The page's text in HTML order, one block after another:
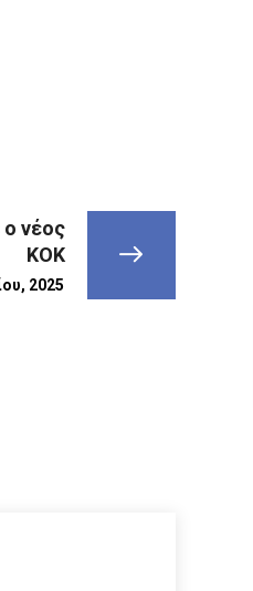
νέος
ΚΟΚ
2025